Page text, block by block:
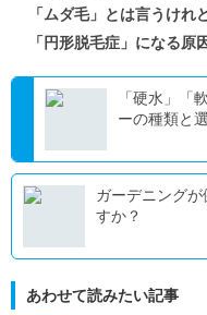
「ムダ毛」とは言うけ
「円形脱毛症」になる原
「硬水」「
ーの種類と
ガーデニング
すか？
あわせて読みたい記事